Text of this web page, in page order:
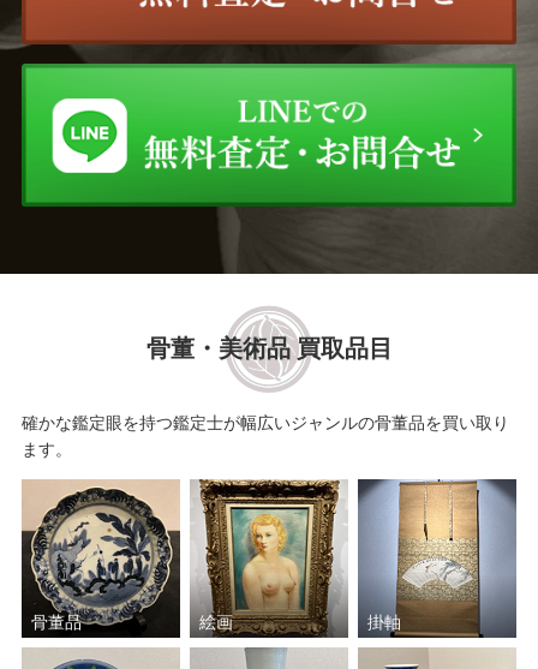
野々村 仁清
高橋道八 宮川 香山（真葛 香山）
草間 彌生
塚本 快示 井口 大輔
鈴木 爽司 須田 祥豊
真清水 蔵六 川瀬 忍
清水 六兵衛 肥沼 美智雄
骨董・美術品 買取品目
確かな鑑定眼を持つ鑑定士が幅広いジャンルの骨董品を買い取り
ます。
骨董品 絵画 掛軸